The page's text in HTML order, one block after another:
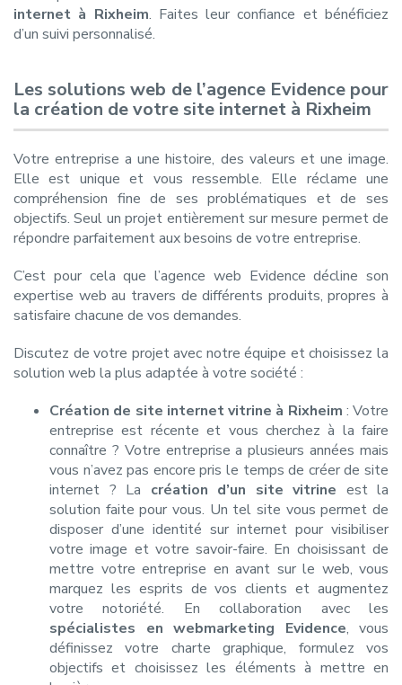
internet à Rixheim. Faites leur confiance et bénéficiez
d’un suivi personnalisé.
Les solutions web de l’agence Evidence pour
la création de votre site internet à Rixheim
Votre entreprise a une histoire, des valeurs et une image.
Elle est unique et vous ressemble. Elle réclame une
compréhension fine de ses problématiques et de ses
objectifs. Seul un projet entièrement sur mesure permet de
répondre parfaitement aux besoins de votre entreprise.
C’est pour cela que l’agence web Evidence décline son
expertise web au travers de différents produits, propres à
satisfaire chacune de vos demandes.
Discutez de votre projet avec notre équipe et choisissez la
solution web la plus adaptée à votre société :
Création de site internet vitrine à Rixheim : Votre
entreprise est récente et vous cherchez à la faire
connaître ? Votre entreprise a plusieurs années mais
vous n’avez pas encore pris le temps de créer de site
internet ? La création d’un site vitrine est la
solution faite pour vous. Un tel site vous permet de
disposer d’une identité sur internet pour visibiliser
votre image et votre savoir-faire. En choisissant de
mettre votre entreprise en avant sur le web, vous
marquez les esprits de vos clients et augmentez
votre notoriété. En collaboration avec les
spécialistes en webmarketing Evidence, vous
définissez votre charte graphique, formulez vos
objectifs et choisissez les éléments à mettre en